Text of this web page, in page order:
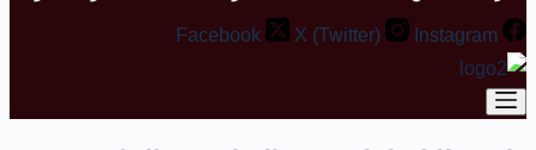
Facebook X (Twitter) Instagram